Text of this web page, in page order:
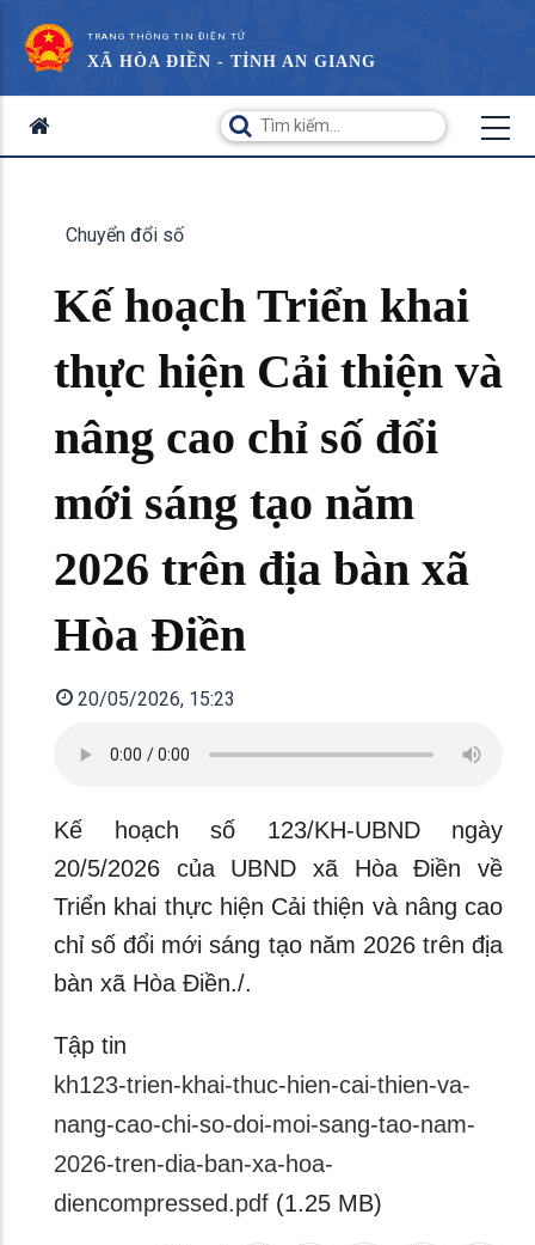
TRANG THÔNG TIN ĐIỆN TỬ
XÃ HÒA ĐIỀN - TỈNH AN GIANG
Chuyển đổi số
Kế hoạch Triển khai
thực hiện Cải thiện và
nâng cao chỉ số đổi
mới sáng tạo năm
2026 trên địa bàn xã
Hòa Điền
20/05/2026, 15:23
Kế hoạch số 123/KH-UBND ngày
20/5/2026 của UBND xã Hòa Điền về
Triển khai thực hiện Cải thiện và nâng cao
chỉ số đổi mới sáng tạo năm 2026 trên địa
bàn xã Hòa Điền./.
Tập tin
kh123-trien-khai-thuc-hien-cai-thien-va-
nang-cao-chi-so-doi-moi-sang-tao-nam-
2026-tren-dia-ban-xa-hoa-
diencompressed.pdf (1.25 MB)